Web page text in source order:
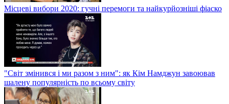
Місцеві вибори 2020: гучні перемоги та найкурйозніші фіаско
"Світ змінився і ми разом з ним": як Кім Намджун завоював
шалену популярність по всьому світу